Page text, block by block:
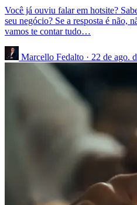
Você já ouviu falar em hotsite?
seu negócio? Se a resposta é não,
vamos te contar tudo…
Marcello Fedalto · 22 de ago.